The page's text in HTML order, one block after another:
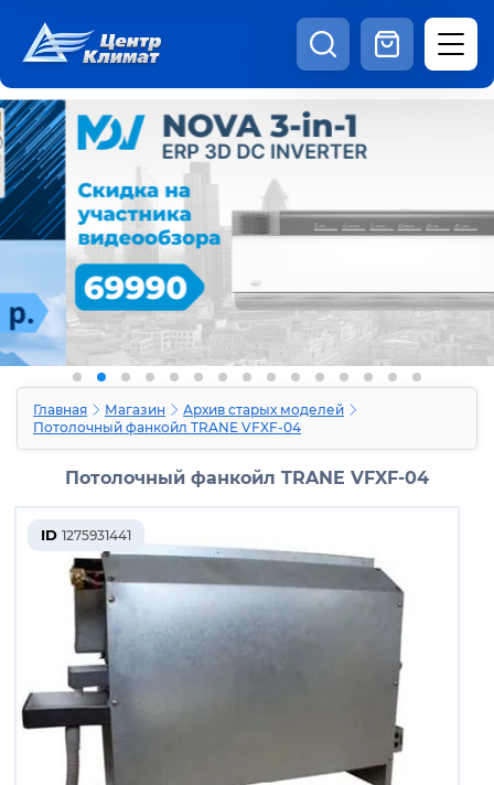
Каталог Наши видео
Статьи
Наши работы Отзывы
Доставка и оплата Оферта
8:00 - 20:00 Шоурум
Главная Магазин
Архив старых моделей
Потолочный фанкойл TRANE VFXF-04
Потолочный фанкойл TRANE VFXF-04
ID 1275931441